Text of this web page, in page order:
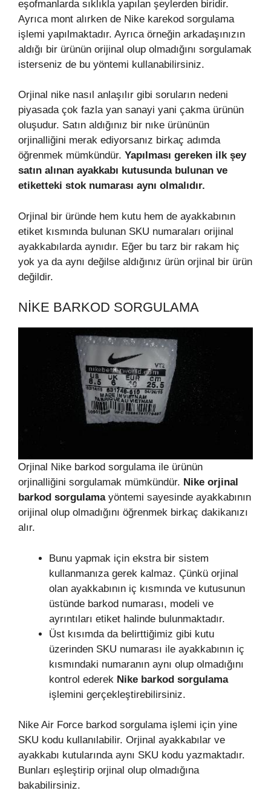
eşofmanlarda sıklıkla yapılan şeylerden biridir.
Ayrıca mont alırken de Nike karekod sorgulama
işlemi yapılmaktadır. Ayrıca örneğin arkadaşınızın
aldığı bir ürünün orijinal olup olmadığını sorgulamak
isterseniz de bu yöntemi kullanabilirsiniz.
Orjinal nike nasıl anlaşılır gibi soruların nedeni
piyasada çok fazla yan sanayi yani çakma ürünün
oluşudur. Satın aldığınız bir nıke ürününün
orjinalliğini merak ediyorsanız birkaç adımda
öğrenmek mümkündür. Yapılması gereken ilk şey
satın alınan ayakkabı kutusunda bulunan ve
etiketteki stok numarası aynı olmalıdır.
Orjinal bir üründe hem kutu hem de ayakkabının
etiket kısmında bulunan SKU numaraları orijinal
ayakkabılarda aynıdır. Eğer bu tarz bir rakam hiç
yok ya da aynı değilse aldığınız ürün orjinal bir ürün
değildir.
NIKE BARKOD SORGULAMA
Orjinal Nike barkod sorgulama ile ürünün
orjinalliğini sorgulamak mümkündür. Nike orjinal
barkod sorgulama yöntemi sayesinde ayakkabının
orijinal olup olmadığını öğrenmek birkaç dakikanızı
alır.
Bunu yapmak için ekstra bir sistem
kullanmanıza gerek kalmaz. Çünkü orjinal
olan ayakkabının iç kısmında ve kutusunun
üstünde barkod numarası, modeli ve
ayrıntıları etiket halinde bulunmaktadır.
Üst kısımda da belirttiğimiz gibi kutu
üzerinden SKU numarası ile ayakkabının iç
kısmındaki numaranın aynı olup olmadığını
kontrol ederek Nike barkod sorgulama
işlemini gerçekleştirebilirsiniz.
Nike Air Force barkod sorgulama işlemi için yine
SKU kodu kullanılabilir. Orjinal ayakkabılar ve
ayakkabı kutularında aynı SKU kodu yazmaktadır.
Bunları eşleştirip orjinal olup olmadığına
bakabilirsiniz.